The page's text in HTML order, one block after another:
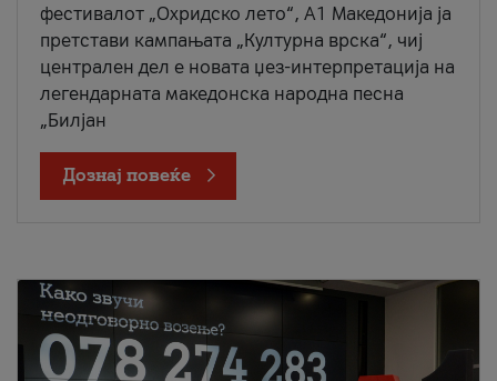
фестивалот „Охридско лето“, А1 Македонија ја
претстави кампањата „Културна врска“, чиј
централен дел е новата џез-интерпретација на
легендарната македонска народна песна
„Билјан
Дознај повеќе